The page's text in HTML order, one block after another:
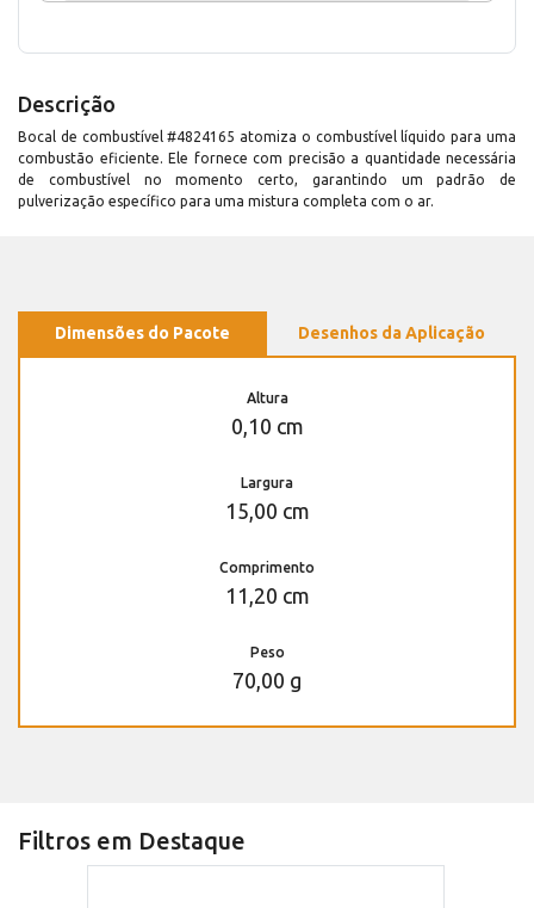
Descrição
Bocal de combustível #4824165 atomiza o combustível líquido para uma
combustão eficiente. Ele fornece com precisão a quantidade necessária
de combustível no momento certo, garantindo um padrão de
pulverização específico para uma mistura completa com o ar.
Dimensões do Pacote Desenhos da Aplicação
Altura
0,10 cm
Largura
15,00 cm
Comprimento
11,20 cm
Peso
70,00 g
Filtros em Destaque